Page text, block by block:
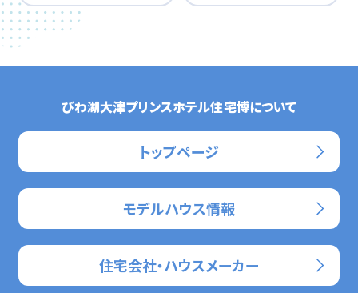
びわ湖大津プリンスホテル住宅博について
トップページ
モデルハウス情報
住宅会社・ハウスメーカー